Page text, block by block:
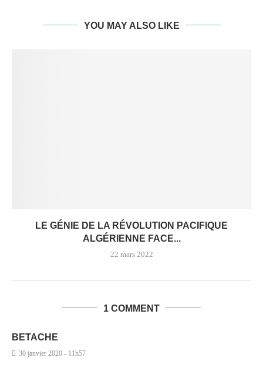
YOU MAY ALSO LIKE
LE GÉNIE DE LA RÉVOLUTION PACIFIQUE
ALGÉRIENNE FACE...
22 mars 2022
1 COMMENT
BETACHE
30 janvier 2020 - 11h57